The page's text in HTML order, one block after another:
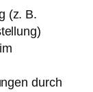
(z. B.
durch